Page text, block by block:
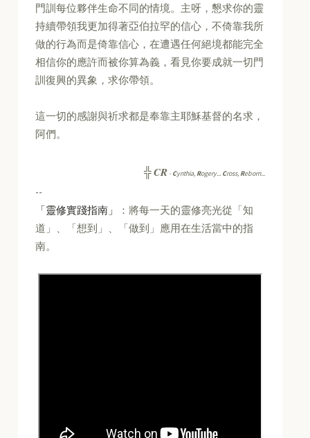
門訓每位夥伴生命不同的情境。主呀，懇求你的靈
持續帶領我更加得著亞伯拉罕的信心，不倚靠我所
做的行為而是倚靠信心，在遭遇任何絕境都能完全
相信你的應許而被你算為義，看見你要成就一切門
訓復興的異象，求你帶領。
這一切的感謝與祈求都是奉靠主耶穌基督的名求，
阿們。
╬CR -Cynthia, Rogery... Cross, Reborn...
--
「靈修實踐指南」
：將每一天的靈修亮光從「知
道」、「想到」、「做到」應用在生活當中的指
南。